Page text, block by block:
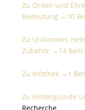
Zu Orden und
Bedeutung → 10
Zu Uniformen,
Zubehör → 14
Zu Infothek → 1
Zu Hintergründe
Recherche